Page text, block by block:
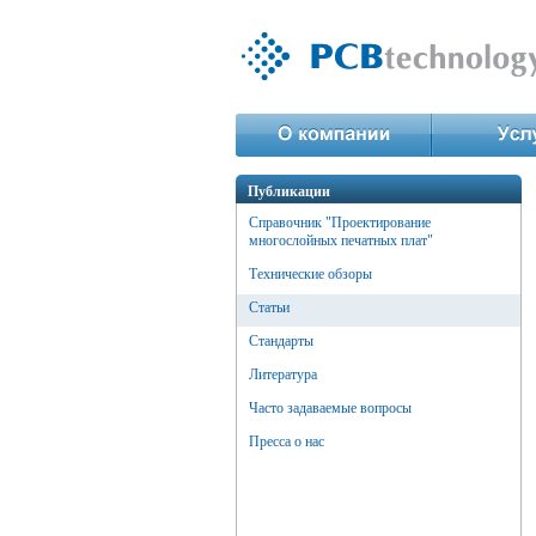
Публикации
Справочник "Проектирование
многослойных печатных плат"
Технические обзоры
Статьи
Стандарты
Литература
Часто задаваемые вопросы
Пресса о нас